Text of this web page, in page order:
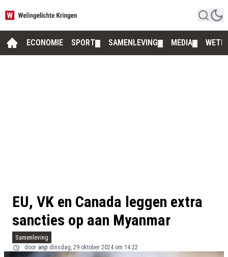
ECONOMIE SPORT SAMENLEVING MEDIA
EU, VK en Canada leggen extra
sancties op aan Myanmar
Samenleving
door anp dinsdag, 29 oktober 2024 om 14:22